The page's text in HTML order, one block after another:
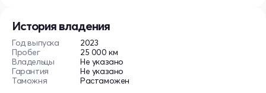
История владения
Год выпуска
2023
Пробег
25 000 км
Владельцы
Не указано
Гарантия
Не указано
Таможня
Растаможен